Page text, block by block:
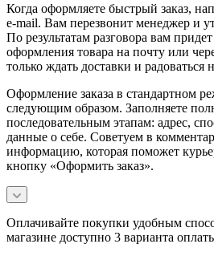
Когда оформляете быстрый заказ,
e-mail. Вам перезвонит менеджер и
По результатам разговора вам
оформления товара на почту или
только ждать доставки и радоваться
Оформление заказа в стандартном
следующим образом. Заполняете
последовательным этапам: адрес,
данные о себе. Советуем в
информацию, которая поможет
кнопку «Оформить заказ».
Оплачивайте покупки удобным
магазине доступно 3 варианта